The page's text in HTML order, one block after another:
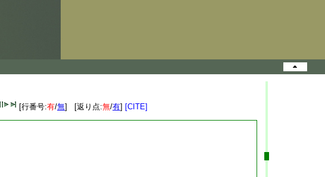
[行番号:有/無] [返り点:無/有] [CITE]